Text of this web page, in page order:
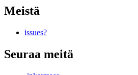
Meistä
issues?
Seuraa meitä